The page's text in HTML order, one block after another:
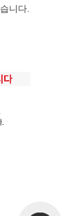
니다.